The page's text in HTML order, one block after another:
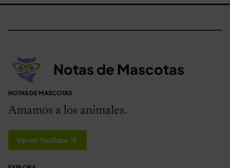
Notas de Mascotas
NOTAS DE MASCOTAS
Amamos a los animales.
Ver en YouTube